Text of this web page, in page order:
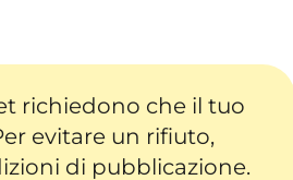
richiedono che il tuo
evitare un rifiuto,
di pubblicazione.